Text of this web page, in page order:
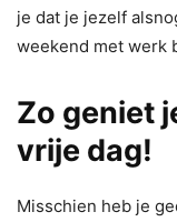
je dat je jezelf
weekend met werk
Zo geniet
vrije dag!
Misschien heb je